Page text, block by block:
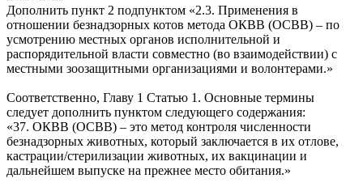
Дополнить пункт 2 подпунктом «2.3. Применения в
отношении безнадзорных котов метода ОКВВ (ОСВВ) – по
усмотрению местных органов исполнительной и
распорядительной власти совместно (во взаимодействии) с
местными зоозащитными организациями и волонтерами.»
Соответственно, Главу 1 Статью 1. Основные термины
следует дополнить пунктом следующего содержания:
«37. ОКВВ (ОСВВ) – это метод контроля численности
безнадзорных животных, который заключается в их отлове,
кастрации/стерилизации животных, их вакцинации и
дальнейшем выпуске на прежнее место обитания.»